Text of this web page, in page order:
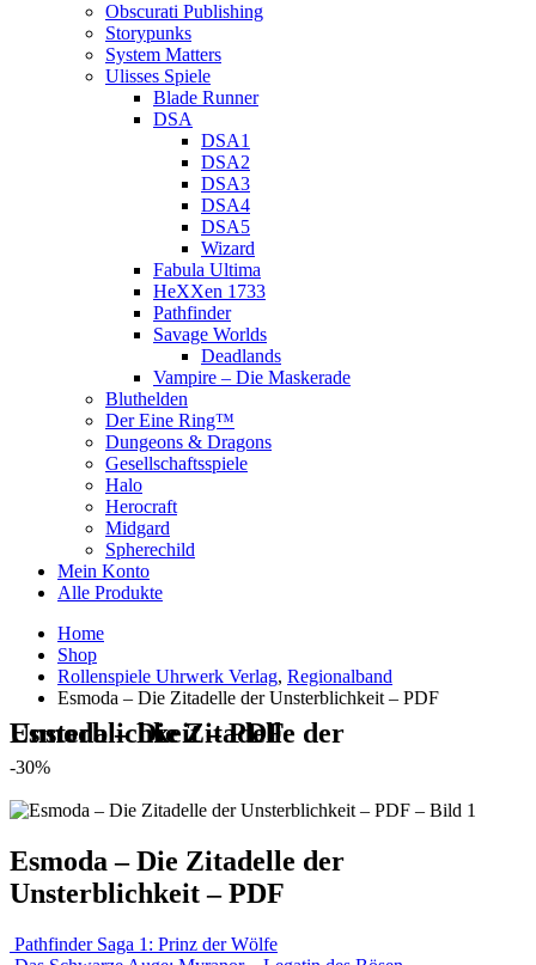
Obscurati Publishing
Storypunks
System Matters
Ulisses Spiele
Blade Runner
DSA
DSA1
DSA2
DSA3
DSA4
DSA5
Wizard
Fabula Ultima
HeXXen 1733
Pathfinder
Savage Worlds
Deadlands
Vampire – Die Maskerade
Bluthelden
Der Eine Ring™
Dungeons & Dragons
Gesellschaftsspiele
Halo
Herocraft
Midgard
Spherechild
Mein Konto
Alle Produkte
Home
Shop
Rollenspiele Uhrwerk Verlag, Regionalband
Esmoda – Die Zitadelle der Unsterblichkeit – PDF
Esmoda – Die Zitadelle der Unsterblichkeit – PDF
-30%
Esmoda – Die Zitadelle der
Unsterblichkeit – PDF
Pathfinder Saga 1: Prinz der Wölfe